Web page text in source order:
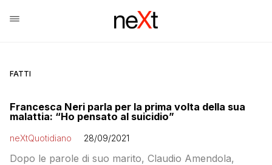
FATTI
Francesca Neri parla per la prima volta della sua
malattia: “Ho pensato al suicidio”
neXtQuotidiano 28/09/2021
Dopo le parole di suo marito, Claudio Amendola,